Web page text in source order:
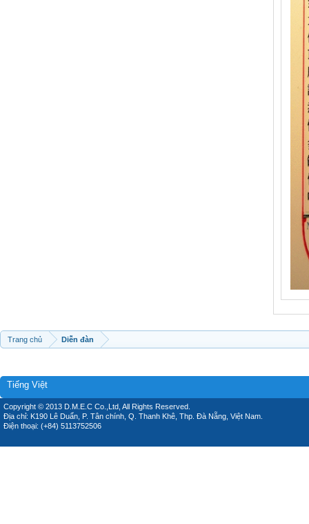
Trang chủ Diễn đàn
Tiếng Việt
Copyright © 2013 D.M.E.C Co.,Ltd, All Rights Reserved.
Địa chỉ: K190 Lê Duẩn, P. Tân chính, Q. Thanh Khê, Thp. Đà Nẵng, Việt Nam.
Điện thoại: (+84) 5113752506